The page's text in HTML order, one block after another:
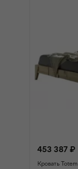
453 387 ₽
Кровать Totem